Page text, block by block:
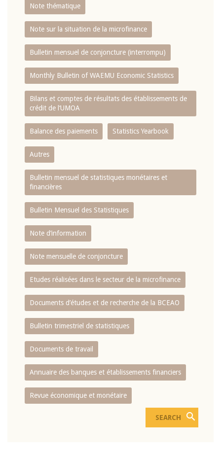
Note thématique
Note sur la situation de la microfinance
Bulletin mensuel de conjoncture (interrompu)
Monthly Bulletin of WAEMU Economic Statistics
Bilans et comptes de résultats des établissements de
crédit de l‘UMOA
Balance des paiements Statistics Yearbook
Autres
Bulletin mensuel de statistiques monétaires et
financières
Bulletin Mensuel des Statistiques
Note d’information
Note mensuelle de conjoncture
Etudes réalisées dans le secteur de la microfinance
Documents d’études et de recherche de la BCEAO
Bulletin trimestriel de statistiques
Documents de travail
Annuaire des banques et établissements financiers
Revue économique et monétaire